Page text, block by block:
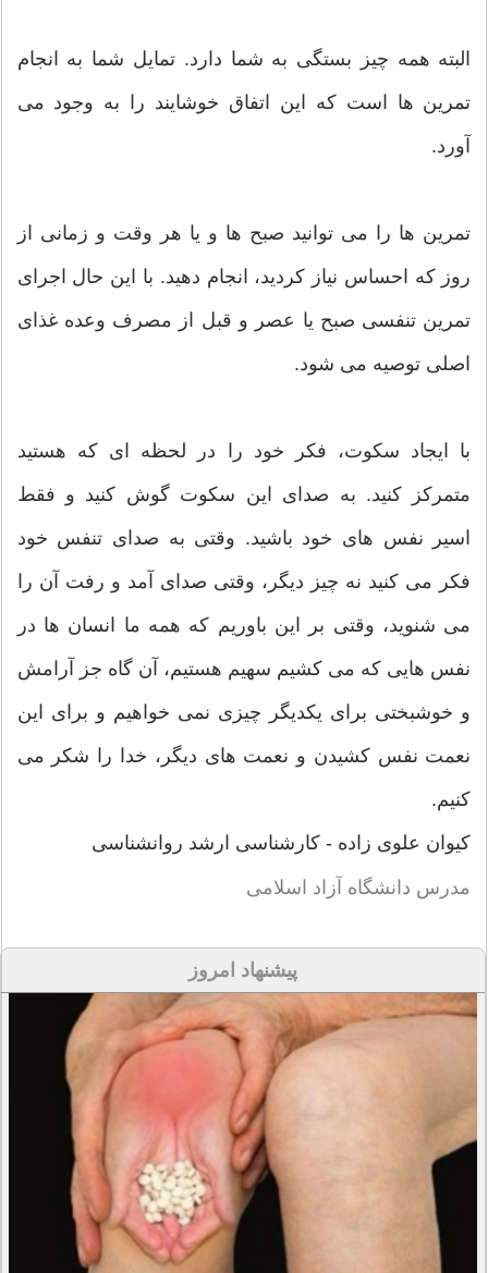
البته همه چیز بستگی به شما دارد. تمایل شما به انجام
تمرین ها است که این اتفاق خوشایند را به وجود می
آورد.
تمرین ها را می توانید صبح ها و یا هر وقت و زمانی از
روز که احساس نیاز کردید، انجام دهید. با این حال اجرای
تمرین تنفسی صبح یا عصر و قبل از مصرف وعده غذای
اصلی توصیه می شود.
با ایجاد سکوت، فکر خود را در لحظه ای که هستید
متمرکز کنید. به صدای این سکوت گوش کنید و فقط
اسیر نفس های خود باشید. وقتی به صدای تنفس خود
فکر می کنید نه چیز دیگر، وقتی صدای آمد و رفت آن را
می شنوید، وقتی بر این باوریم که همه ما انسان ها در
نفس هایی که می کشیم سهیم هستیم، آن گاه جز آرامش
و خوشبختی برای یکدیگر چیزی نمی خواهیم و برای این
نعمت نفس کشیدن و نعمت های دیگر، خدا را شکر می
کنیم.
کیوان علوی زاده - کارشناسی ارشد روانشناسی
مدرس دانشگاه آزاد اسلامی
پیشنهاد امروز